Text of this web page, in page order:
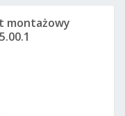
montażowy